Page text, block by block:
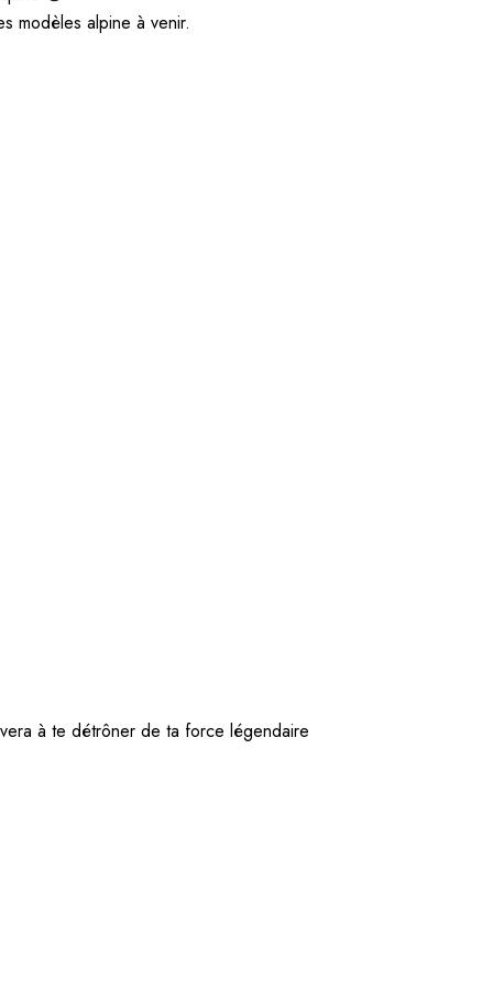
modèles alpine à venir.
à te détrôner de ta force légendaire